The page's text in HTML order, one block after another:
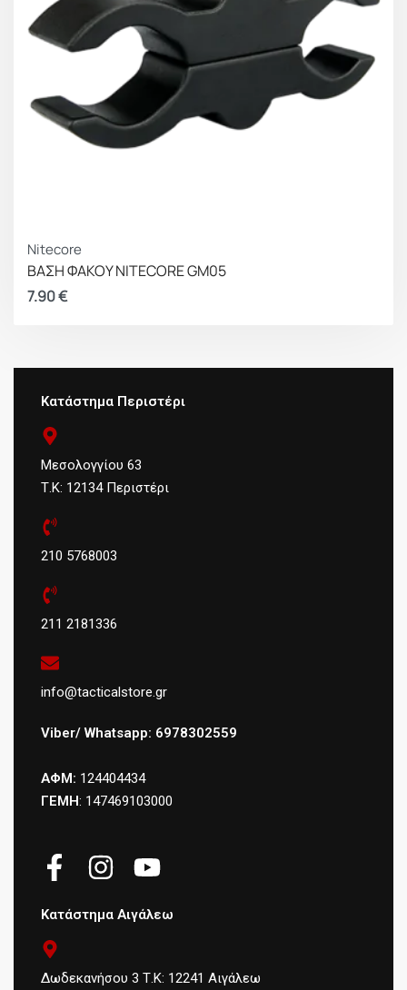
Nitecore
ΒΑΣΗ ΦΑΚΟΥ NITECORE GM05
7.90€
Κατάστημα Περιστέρι
Μεσολογγίου 63
Τ.Κ: 12134 Περιστέρι
210 5768003
211 2181336
info@tacticalstore.gr
Viber/ Whatsapp: 6978302559
ΑΦΜ: 124404434
ΓΕΜΗ: 147469103000
Κατάστημα Αιγάλεω
Δωδεκανήσου 3 Τ.Κ: 12241 Αιγάλεω